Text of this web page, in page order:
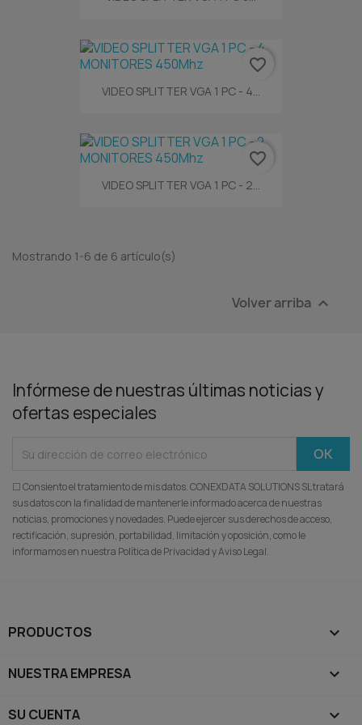
VIDEO SPLITTER VGA 1 PC - 4...
favorite_border
VIDEO SPLITTER VGA 1 PC - 2...
favorite_border
Mostrando 1-6 de 6 artículo(s)
Volver arriba 
Infórmese de nuestras últimas noticias y
ofertas especiales
☐ Consiento el tratamiento de mis datos. CONEXDATA SOLUTIONS SL tratará
sus datos con la finalidad de mantenerle informado acerca de nuestras
noticias, promociones y novedades. Puede ejercer sus derechos de acceso,
rectificación, supresión, portabilidad, limitación y oposición, como le
informamos en nuestra Política de Privacidad y Aviso Legal.
PRODUCTOS 
NUESTRA EMPRESA 
SU CUENTA 